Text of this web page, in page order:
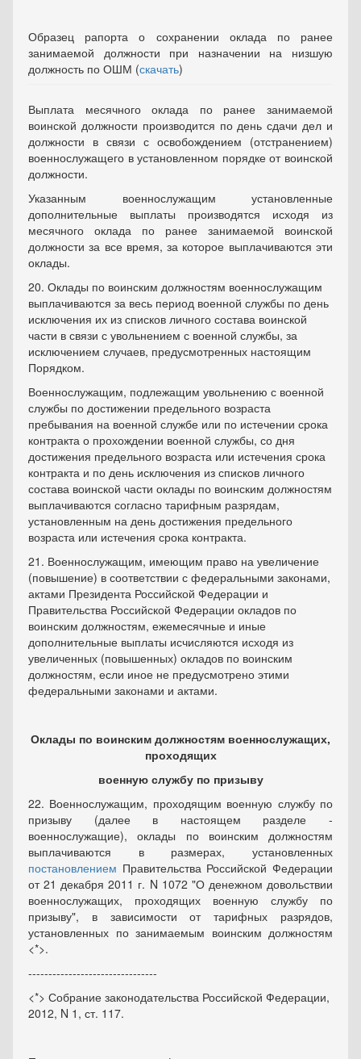
Образец рапорта о сохранении оклада по ранее
занимаемой должности при назначении на низшую
должность по ОШМ (скачать)
Выплата месячного оклада по ранее занимаемой
воинской должности производится по день сдачи дел и
должности в связи с освобождением (отстранением)
военнослужащего в установленном порядке от воинской
должности.
Указанным военнослужащим установленные
дополнительные выплаты производятся исходя из
месячного оклада по ранее занимаемой воинской
должности за все время, за которое выплачиваются эти
оклады.
20. Оклады по воинским должностям военнослужащим
выплачиваются за весь период военной службы по день
исключения их из списков личного состава воинской
части в связи с увольнением с военной службы, за
исключением случаев, предусмотренных настоящим
Порядком.
Военнослужащим, подлежащим увольнению с военной
службы по достижении предельного возраста
пребывания на военной службе или по истечении срока
контракта о прохождении военной службы, со дня
достижения предельного возраста или истечения срока
контракта и по день исключения из списков личного
состава воинской части оклады по воинским должностям
выплачиваются согласно тарифным разрядам,
установленным на день достижения предельного
возраста или истечения срока контракта.
21. Военнослужащим, имеющим право на увеличение
(повышение) в соответствии с федеральными законами,
актами Президента Российской Федерации и
Правительства Российской Федерации окладов по
воинским должностям, ежемесячные и иные
дополнительные выплаты исчисляются исходя из
увеличенных (повышенных) окладов по воинским
должностям, если иное не предусмотрено этими
федеральными законами и актами.
Оклады по воинским должностям военнослужащих,
проходящих
военную службу по призыву
22. Военнослужащим, проходящим военную службу по
призыву (далее в настоящем разделе -
военнослужащие), оклады по воинским должностям
выплачиваются в размерах, установленных
постановлением Правительства Российской Федерации
от 21 декабря 2011 г. N 1072 "О денежном довольствии
военнослужащих, проходящих военную службу по
призыву", в зависимости от тарифных разрядов,
установленных по занимаемым воинским должностям
<*>.
--------------------------------
<*> Собрание законодательства Российской Федерации,
2012, N 1, ст. 117.